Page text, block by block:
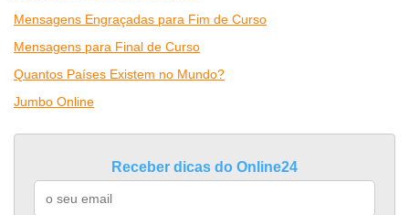
Mensagens Engraçadas para Fim de Curso
Mensagens para Final de Curso
Quantos Países Existem no Mundo?
Jumbo Online
Receber dicas do Online24